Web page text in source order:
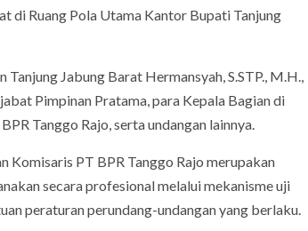
di Ruang Pola Utama Kantor Bupati Tanjung
Jabung Barat Hermansyah, S.STP., M.H.,
Pimpinan Pratama, para Kepala Bagian di
Tanggo Rajo, serta undangan lainnya.
Komisaris PT BPR Tanggo Rajo merupakan
secara profesional melalui mekanisme uji
peraturan perundang-undangan yang berlaku.